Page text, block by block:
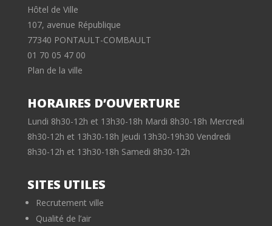
Hôtel de Ville
107, avenue République
77340 PONTAULT-COMBAULT
01 70 05 47 00
Plan de la ville
HORAIRES D’OUVERTURE
Lundi 8h30-12h et 13h30-18h Mardi 8h30-18h Mercredi
8h30-12h et 13h30-18h Jeudi 13h30-19h30 Vendredi
8h30-12h et 13h30-18h Samedi 8h30-12h
SITES UTILES
Recrutement ville
Qualité de l’air